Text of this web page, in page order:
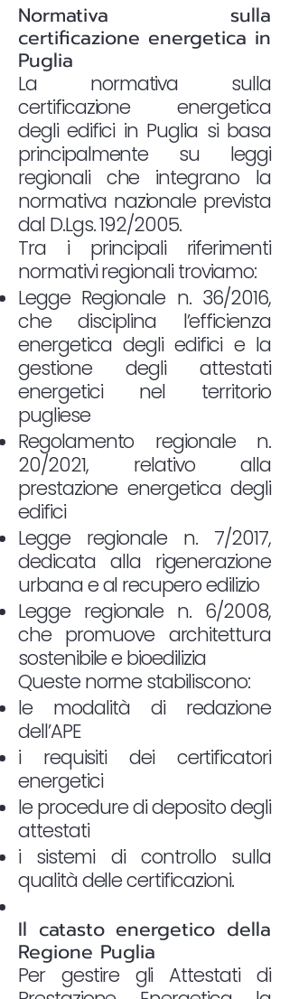
Normativa sulla
certificazione energetica in
Puglia
La normativa sulla
certificazione energetica
degli edifici in Puglia si basa
principalmente su leggi
regionali che integrano la
normativa nazionale prevista
dal D.Lgs. 192/2005.
Tra i principali riferimenti
normativi regionali troviamo:
Legge Regionale n. 36/2016,
che disciplina l’efficienza
energetica degli edifici e la
gestione degli attestati
energetici nel territorio
pugliese
Regolamento regionale n.
20/2021, relativo alla
prestazione energetica degli
edifici
Legge regionale n. 7/2017,
dedicata alla rigenerazione
urbana e al recupero edilizio
Legge regionale n. 6/2008,
che promuove architettura
sostenibile e bioedilizia
Queste norme stabiliscono:
le modalità di redazione
dell’APE
i requisiti dei certificatori
energetici
le procedure di deposito degli
attestati
i sistemi di controllo sulla
qualità delle certificazioni.
Il catasto energetico della
Regione Puglia
Per gestire gli Attestati di